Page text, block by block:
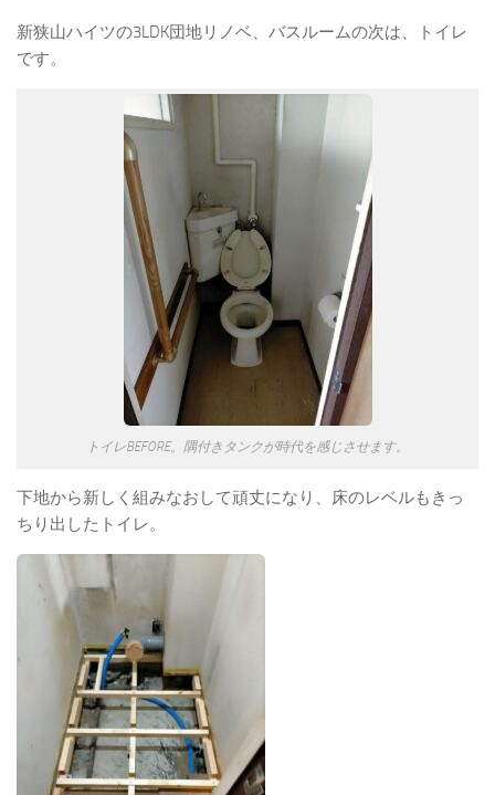
新狭山ハイツの3LDK団地リノベ、バスルームの次は、トイレ
です。
トイレBEFORE。隅付きタンクが時代を感じさせます。
下地から新しく組みなおして頑丈になり、床のレベルもきっ
ちり出したトイレ。